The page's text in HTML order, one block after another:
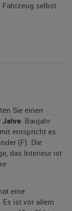
Fahrzeug selbst
Sie einen
Jahre. Baujahr
entspricht es
(F). Die
das Interieur ist
eine
ist vor allem